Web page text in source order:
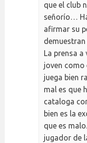
que el club
señorío…
afirmar su
La prensa
joven como
juega bien
mal es que
cataloga
bien es la
que es
jugador de